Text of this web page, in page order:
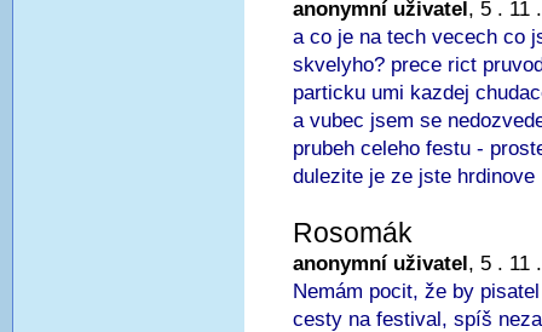
anonymní uživatel, 5 . 11
a co je na tech vecech co
skvelyho? prece rict
particku umi kazdej
a vubec jsem se
prubeh celeho festu -
dulezite je ze jste hrdinove
Rosomák
anonymní uživatel, 5 . 11
Nemám pocit, že by
cesty na festival, spíš